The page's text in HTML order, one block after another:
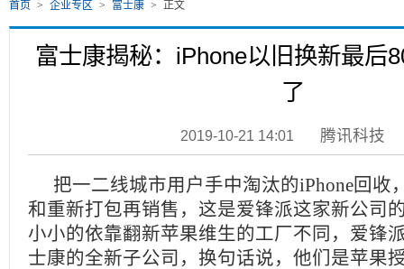
首页 > 企业专区 > 富士康 > 正文
富士康揭秘：iPhone以旧换新最后
了
2019-10-21 14:01 腾讯科技
把一二线城市用户手中淘汰的iPhone回收
和重新打包再销售，这是爱锋派这家新公司
小小的依靠翻新苹果维生的工厂不同，爱锋
士康的全新子公司，换句话说，他们是苹果